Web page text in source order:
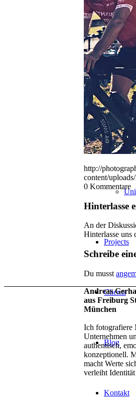
Projects
Clients
Blog
Kontakt
http://
content/
0 Kommentare
Hinterlasse
An der
Hinterlasse uns
Schreibe
Du musst
Andreas
aus Freiburg
München
Ich fotografiere
Unternehmen
authentisch,
konzeptionell.
macht Werte
verleiht